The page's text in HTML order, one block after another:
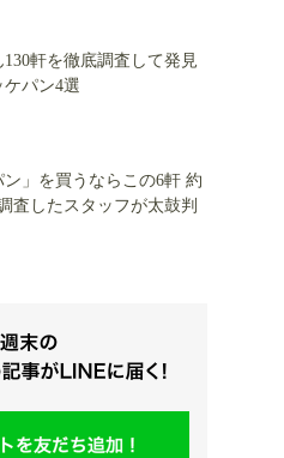
130軒を徹底調査して発見
パン4選
ン」を買うならこの6軒 約
査したスタッフが太鼓判